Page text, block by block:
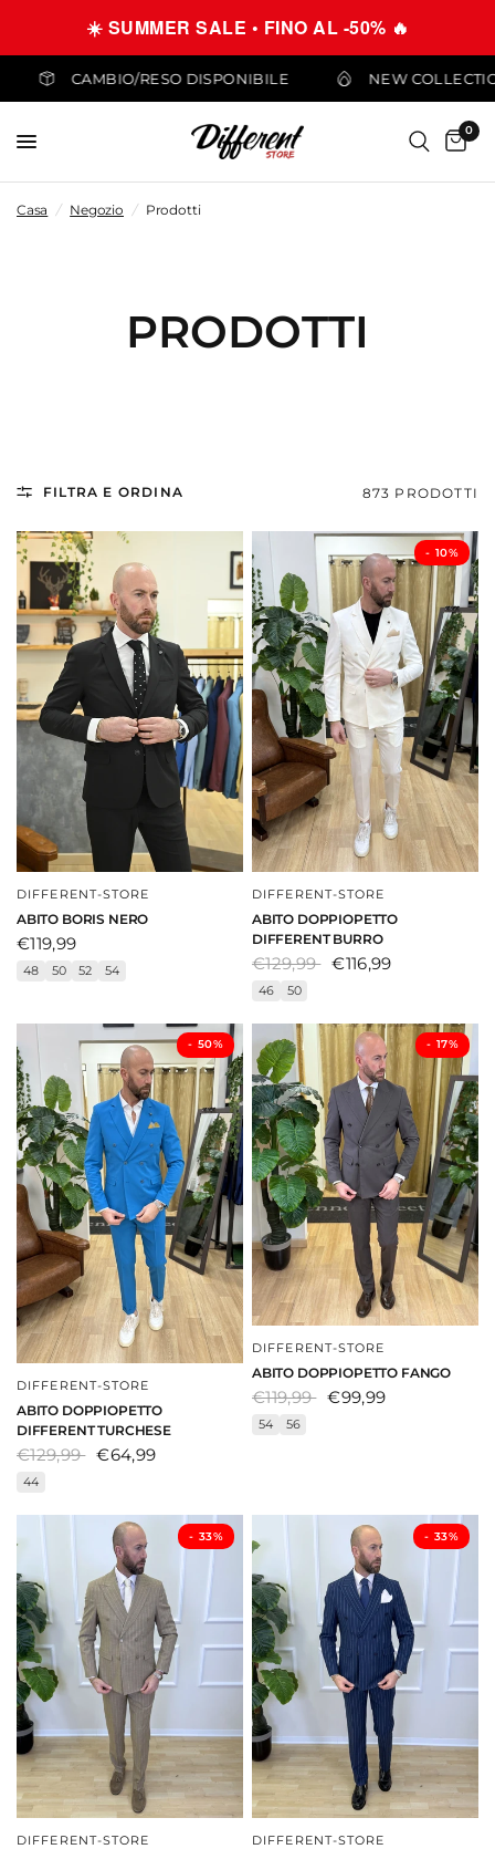
☀️ SUMMER SALE • FINO AL -50% 🔥
99,99 € CAMBIO/RESO DISPONIBILE NEW
0
Casa / Negozio / Prodotti
PRODOTTI
FILTRA E ORDINA 873 PRODOTTI
DAI UNO SGUARDO
DIFFERENT-STORE
ABITO BORIS NERO
€119,99
48 50 52 54
- ⁠10%
DAI UNO SGUARDO
DIFFERENT-STORE
ABITO DOPPIOPETTO
DIFFERENT BURRO
€129,99 €116,99
46 50
- ⁠50%
DAI UNO SGUARDO
DIFFERENT-STORE
ABITO DOPPIOPETTO
DIFFERENT TURCHESE
€129,99 €64,99
44
- ⁠17%
DAI UNO SGUARDO
DIFFERENT-STORE
ABITO DOPPIOPETTO FANGO
€119,99 €99,99
54 56
- ⁠33%
DAI UNO SGUARDO
DIFFERENT-STORE
- ⁠33%
DAI UNO SGUARDO
DIFFERENT-STORE